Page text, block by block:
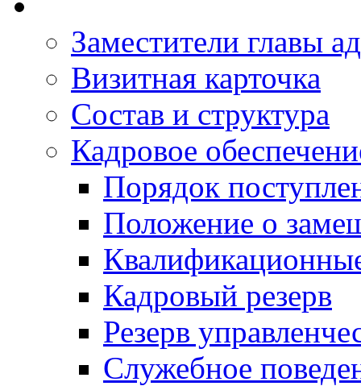
Заместители главы
Визитная карточка
Состав и структура
Кадровое
Порядок
Положение о
Кадровый резерв
Резерв
Служебное